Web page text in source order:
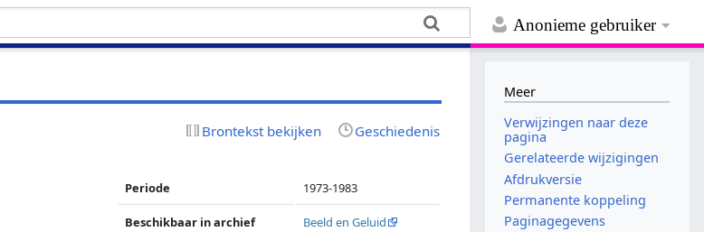
Anonieme gebruiker
Brontekst bekijken Geschiedenis
Periode 1973-1983
Beschikbaar in archief Beeld en Geluid
Meer
Verwijzingen naar deze
pagina
Gerelateerde wijzigingen
Afdrukversie
Permanente koppeling
Paginagegevens